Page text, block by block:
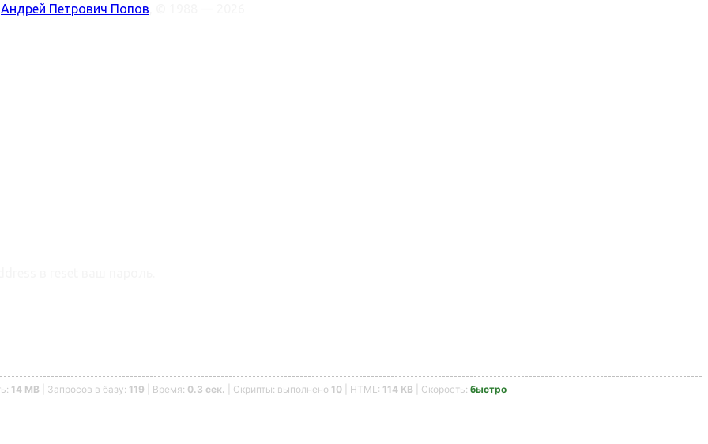
Андрей Петрович Попов
в reset ваш пароль.
14 MB | Запросов в базу: 119 | Время: 0.3 сек. | Скрипты: выполнено 10 | HTML: 114 KB | Скорость: быстро